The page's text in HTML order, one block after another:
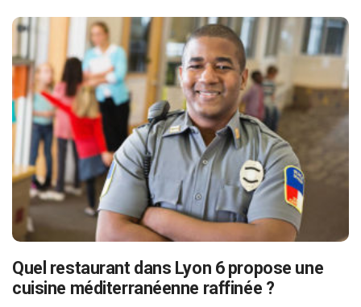
Quel restaurant dans Lyon 6 propose une
cuisine méditerranéenne raffinée ?